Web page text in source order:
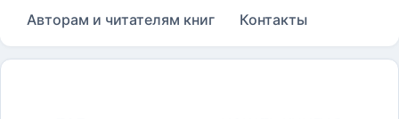
Авторам и читателям книг
Контакты